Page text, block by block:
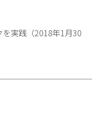
実践（2018年1月30